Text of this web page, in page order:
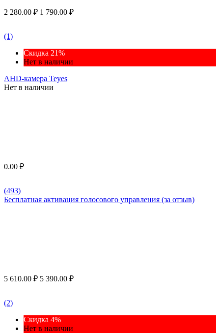
2 280.00 ₽ 1 790.00 ₽
(1)
Скидка 21%
Нет в наличии
AHD-камера Teyes
Нет в наличии
0.00 ₽
(493)
Бесплатная активация голосового управления (за отзыв)
5 610.00 ₽ 5 390.00 ₽
(2)
Скидка 4%
Нет в наличии